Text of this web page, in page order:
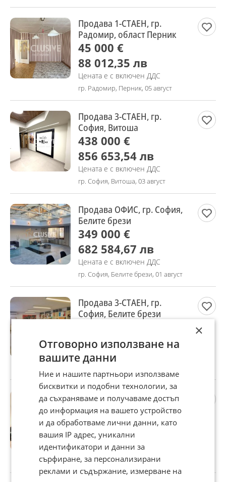
Продава 1-СТАЕН, гр.
Радомир, област Перник
45 000 €
88 012,35 лв
Цената е с включен ДДС
гр. Радомир, Перник, 05 август
Продава 3-СТАЕН, гр.
София, Витоша
438 000 €
856 653,54 лв
Цената е с включен ДДС
гр. София, Витоша, 03 август
Продава ОФИС, гр. София,
Белите брези
349 000 €
682 584,67 лв
Цената е с включен ДДС
гр. София, Белите брези, 01 август
Продава 3-СТАЕН, гр.
София, Белите брези
684 344,92 лв
Цената е с включен ДДС
Продава 3-СТАЕН, гр.
София, Витоша
259 500 €
507 537,89 лв
Не се начислява ДДС
гр. София, Витоша, 31 юли
×
Отговорно използване на
вашите данни
Ние и нашите партньори използваме
бисквитки и подобни технологии, за
да съхраняваме и получаваме достъп
до информация на вашето устройство
и да обработваме лични данни, като
вашия IP адрес, уникални
идентификатори и данни за
сърфиране, за персонализирани
реклами и съдържание, измерване на